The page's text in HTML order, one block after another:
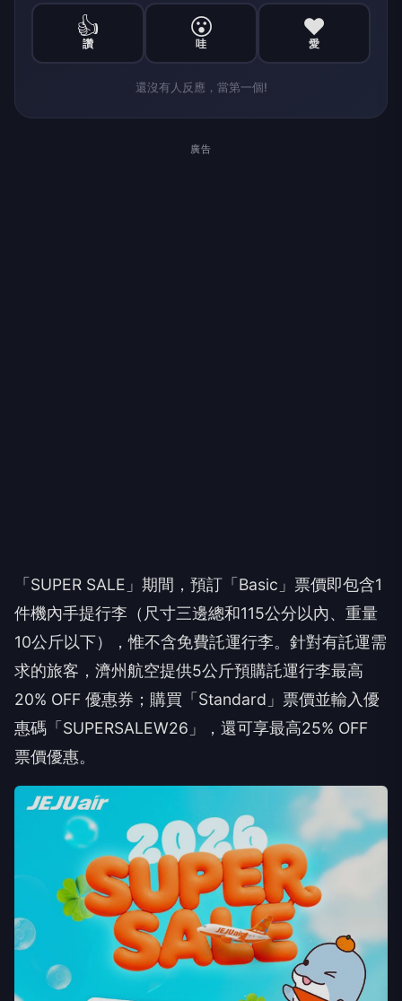
👍
讚
😮
哇
❤️
愛
還沒有人反應，當第一個!
廣告
「SUPER SALE」期間，預訂「Basic」票價即包含1
件機內手提行李（尺寸三邊總和115公分以內、重量
10公斤以下），惟不含免費託運行李。針對有託運需
求的旅客，濟州航空提供5公斤預購託運行李最高
20% OFF 優惠券；購買「Standard」票價並輸入優
惠碼「SUPERSALEW26」，還可享最高25% OFF
票價優惠。